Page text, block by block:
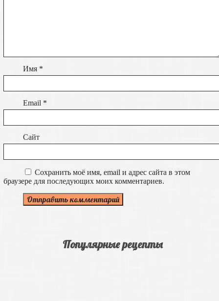
Имя *
Email *
Сайт
Сохранить моё имя, email и адрес сайта в этом
браузере для последующих моих комментариев.
Популярные рецепты